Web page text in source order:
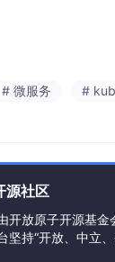
据大小]
) < 阈值|
) ≥ 阈值| HOT [
# 微服务 #
社区
开放原子开源基
坚持“开放、中立